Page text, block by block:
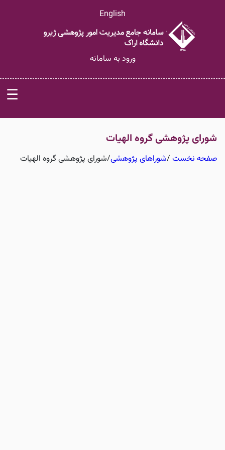
English
ورود به سامانه
☰
شورای پژوهشی گروه الهیات
صفحه نخست /شوراهای پژوهشی/شورای پژوهشی گروه الهیات